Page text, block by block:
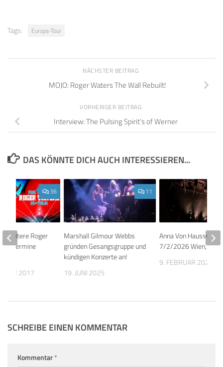
Tags: Europa-Tour
NÄCHSTER BEITRAG
MOJO: Roger Waters The Wall Rebuilt!
VORHERIGER BEITRAG
Interview: The Pulsing Spirit’s of Werner
DAS KÖNNTE DICH AUCH INTERESSIEREN...
11
Marshall Gilmour Webbs
gründen Gesangsgruppe und
kündigen Konzerte an!
19. JUNI 2025
Anna Von Hausswolff
7/2/2026 Wien, WUK
9. FEBRUAR 2026
36
Weitere Roger
2017
SCHREIBE EINEN KOMMENTAR
Kommentar*